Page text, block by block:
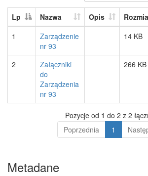
Lp Nazwa Opis
1
Zarządzenie
nr 93
14 KB
2
Załączniki
do
Zarządzenia
nr 93
266 KB
Pozycje od 1 do 2 z 2
Poprzednia
1
Metadane